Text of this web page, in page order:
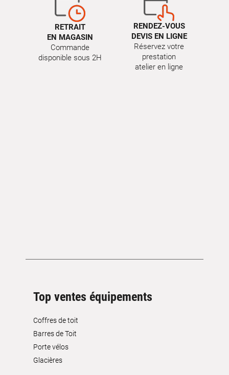
RETRAIT
EN MAGASIN
Commande
disponible sous 2H
RENDEZ-VOUS
DEVIS EN LIGNE
Réservez votre
prestation
atelier en ligne
Top ventes équipements
Coffres de toit
Barres de Toit
Porte vélos
Glacières